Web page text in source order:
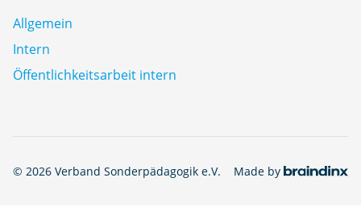
Allgemein
Intern
Öffentlichkeitsarbeit intern
© 2026 Verband Sonderpädagogik e.V. Made by